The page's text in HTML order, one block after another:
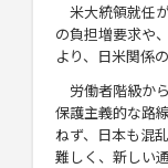
米大統領就任
の負担増要求や
より、日米関係
労働者階級か
保護主義的な路
ねず、日本も混
難しく、新しい